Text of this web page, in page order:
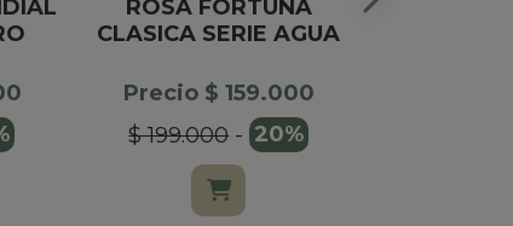
ROSA FORTUNA
CLASICA SERIE AGUA
Precio $ 159.000
$ 199.000- 20%